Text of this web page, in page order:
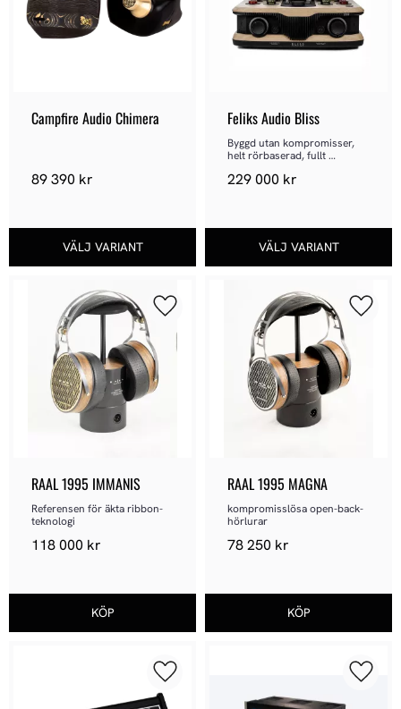
Campfire Audio Chimera
89 390 kr
Feliks Audio Bliss
Byggd utan kompromisser,
helt rörbaserad, fullt
konstruktion utan
229 000 kr
RAAL 1995 IMMANIS
Referensen för äkta ribbon-
teknologi
118 000 kr
Lägg till i favoriter
RAAL 1995 MAGNA
kompromisslösa open-back-
hörlurar
78 250 kr
Lägg
Lägg till i favoriter Lägg